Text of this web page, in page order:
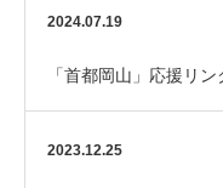
2024.07.19
「首都岡山」応援リ
2023.12.25